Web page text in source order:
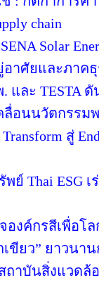
chain
Solar
าศัยและภาค
ละ TESTA ดั
อนนวัตกรรม
สู่
ย์ Thai ESG เ
งค์กรสีเพื่อโ
ขียว” ยาวนา
ถาบันสิ่งแวดล้